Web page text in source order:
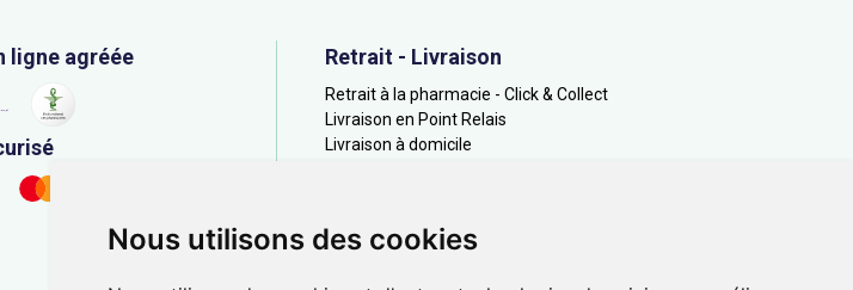
Nous utilisons des cookies
ligne agréée Retrait - Livraison
Retrait à la pharmacie - Click & Collect
Livraison en Point Relais
Livraison à domicile